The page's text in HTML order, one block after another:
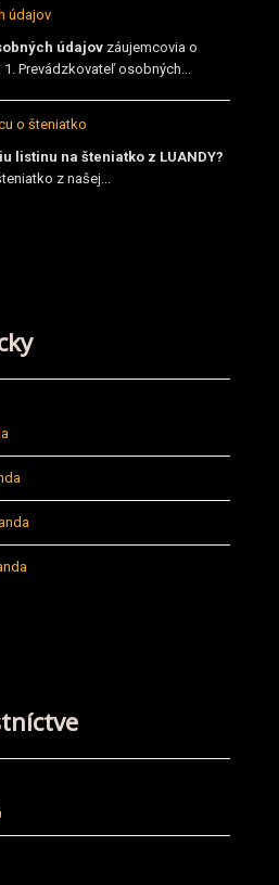
údajov
údajov záujemcovia o
Prevádzkovateľ osobných...
o šteniatko
listinu na šteniatko z LUANDY?
z našej...